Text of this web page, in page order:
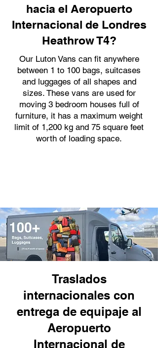
hacia el Aeropuerto
Internacional de Londres
Heathrow T4?
Our Luton Vans can fit anywhere
between 1 to 100 bags, suitcases
and luggages of all shapes and
sizes. These vans are used for
moving 3 bedroom houses full of
furniture, it has a maximum weight
limit of 1,200 kg and 75 square feet
worth of loading space.
Traslados
internacionales con
entrega de equipaje al
Aeropuerto
Internacional de